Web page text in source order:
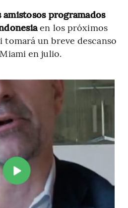
programados
en los próximos
tomará un breve descanso
en julio.